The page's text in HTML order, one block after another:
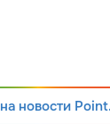
новости